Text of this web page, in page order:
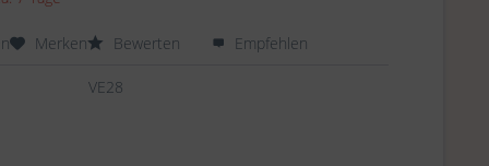
Merken Bewerten Empfehlen
VE28